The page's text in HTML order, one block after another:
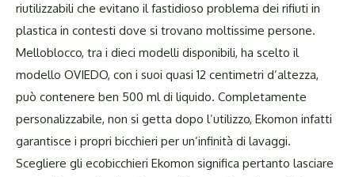
riutilizzabili che evitano il fastidioso problema dei rifiuti in
plastica in contesti dove si trovano moltissime persone.
Melloblocco, tra i dieci modelli disponibili, ha scelto il
modello OVIEDO, con i suoi quasi 12 centimetri d’altezza,
può contenere ben 500 ml di liquido. Completamente
personalizzabile, non si getta dopo l’utilizzo, Ekomon infatti
garantisce i propri bicchieri per un’infinità di lavaggi.
Scegliere gli ecobicchieri Ekomon significa pertanto lasciare